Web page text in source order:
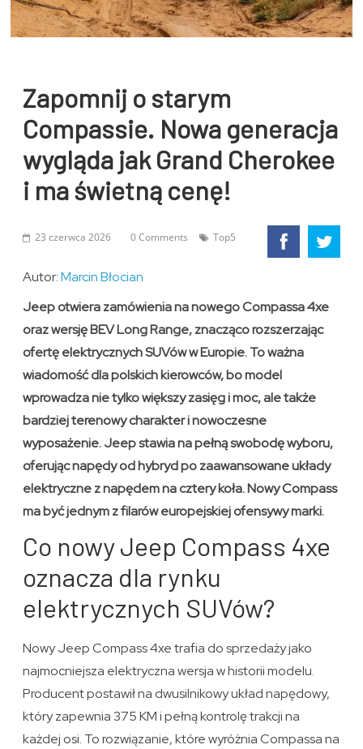
Zapomnij o starym
Compassie. Nowa generacja
wygląda jak Grand Cherokee
i ma świetną cenę!
23 czerwca 2026 0 Comments Top5
Autor:Marcin Błocian
Jeep otwiera zamówienia na nowego Compassa 4xe
oraz wersję BEV Long Range, znacząco rozszerzając
ofertę elektrycznych SUVów w Europie. To ważna
wiadomość dla polskich kierowców, bo model
wprowadza nie tylko większy zasięg i moc, ale także
bardziej terenowy charakter i nowoczesne
wyposażenie. Jeep stawia na pełną swobodę wyboru,
oferując napędy od hybryd po zaawansowane układy
elektryczne z napędem na cztery koła. Nowy Compass
ma być jednym z filarów europejskiej ofensywy marki.
Co nowy Jeep Compass 4xe
oznacza dla rynku
elektrycznych SUVów?
Nowy Jeep Compass 4xe trafia do sprzedaży jako
najmocniejsza elektryczna wersja w historii modelu.
Producent postawił na dwusilnikowy układ napędowy,
który zapewnia 375 KM i pełną kontrolę trakcji na
każdej osi. To rozwiązanie, które wyróżnia Compassa na